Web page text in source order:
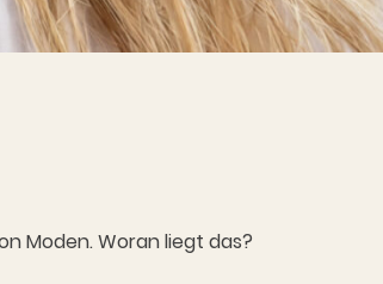
Moden. Woran liegt das?